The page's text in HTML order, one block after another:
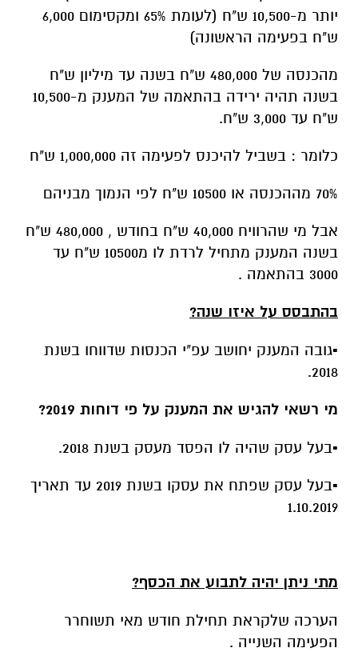
יותר מ-10,500 ש"ח (לעומת 65% ומקסימום 6,000
ש"ח בפעימה הראשונה)
מהכנסה של 480,000 ש"ח בשנה עד מיליון ש"ח
בשנה תהיה ירידה בהתאמה של המענק מ-10,500
ש"ח עד 3,000 ש"ח.
כלומר : בשביל להיכנס לפעימה זה 1,000,000 ש"ח
70% מההכנסה או 10500 ש"ח לפי הנמוך מבניהם
אבל מי שהרוויח 40,000 ש"ח בחודש , 480,000 ש"ח
בשנה המענק מתחיל לרדת לו מ10500 ש"ח עד
3000 בהתאמה .
בהתבסס על איזו שנה?
▪גובה המענק יחושב עפ"י הכנסות שדווחו בשנת
2018.
מי רשאי להגיש את המענק על פי דוחות 2019?
▪בעל עסק שהיה לו הפסד מעסק בשנת 2018.
▪בעל עסק שפתח את עסקו בשנת 2019 עד תאריך
1.10.2019
מתי ניתן יהיה לתבוע את הכסף?
הערכה שלקראת תחילת חודש מאי תשוחרר
הפעימה השנייה .